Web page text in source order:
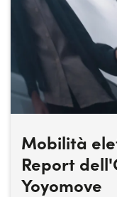
Mobilità
Report
Yoyomove